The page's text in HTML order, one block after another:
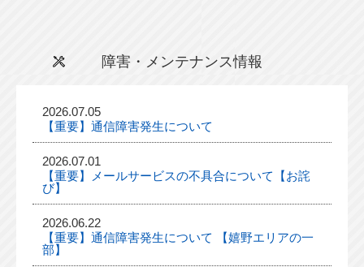
障害・メンテナンス情報
2026.07.05
【重要】通信障害発生について
2026.07.01
【重要】メールサービスの不具合について【お詫
び】
2026.06.22
【重要】通信障害発生について 【嬉野エリアの一
部】